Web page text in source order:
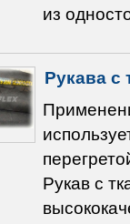
из
Рукава с
Рукав с